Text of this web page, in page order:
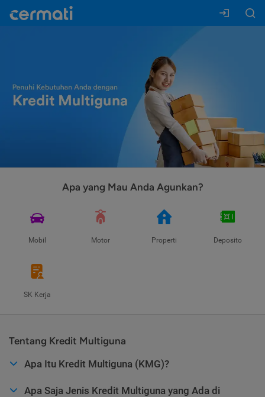
Apa yang Mau Anda Agunkan?
Mobil Motor Properti Deposito
SK Kerja
Tentang Kredit Multiguna
Apa Itu Kredit Multiguna (KMG)?
Apa Saja Jenis Kredit Multiguna yang Ada di